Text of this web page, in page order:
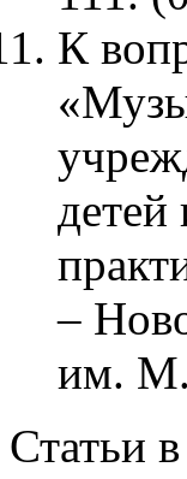
К
–
им.
Статьи